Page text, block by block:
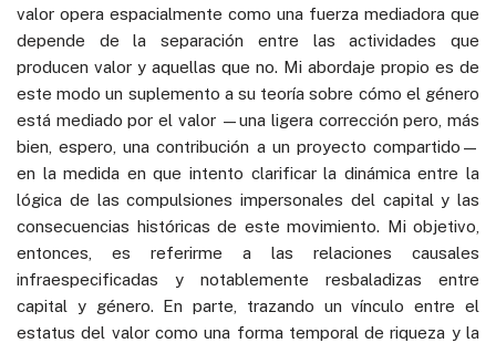
valor opera espacialmente como una fuerza mediadora que
depende de la separación entre las actividades que
producen valor y aquellas que no. Mi abordaje propio es de
este modo un suplemento a su teoría sobre cómo el género
está mediado por el valor —una ligera corrección pero, más
bien, espero, una contribución a un proyecto compartido—
en la medida en que intento clarificar la dinámica entre la
lógica de las compulsiones impersonales del capital y las
consecuencias históricas de este movimiento. Mi objetivo,
entonces, es referirme a las relaciones causales
infraespecificadas y notablemente resbaladizas entre
capital y género. En parte, trazando un vínculo entre el
estatus del valor como una forma temporal de riqueza y la